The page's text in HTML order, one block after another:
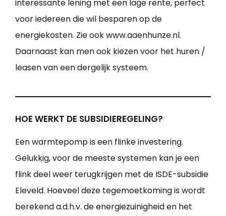
interessante lening met een lage rente, perfect
voor iedereen die wil besparen op de
energiekosten. Zie ook www.aaenhunze.nl.
Daarnaast kan men ook kiezen voor het huren /
leasen van een dergelijk systeem.
HOE WERKT DE SUBSIDIEREGELING?
Een warmtepomp is een flinke investering.
Gelukkig, voor de meeste systemen kan je een
flink deel weer terugkrijgen met de ISDE-subsidie
Eleveld. Hoeveel deze tegemoetkoming is wordt
berekend a.d.h.v. de energiezuinigheid en het